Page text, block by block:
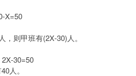
Χ=50
则甲班有(2Χ-30)人。
30=50
人。